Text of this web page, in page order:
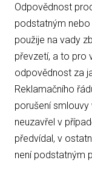
Odpovědnost
podstatným
použije na vady
převzetí, a to pro
odpovědnost za
Reklamačního
porušení smlouvy
neuzavřel v
předvídal, v
není podstatným